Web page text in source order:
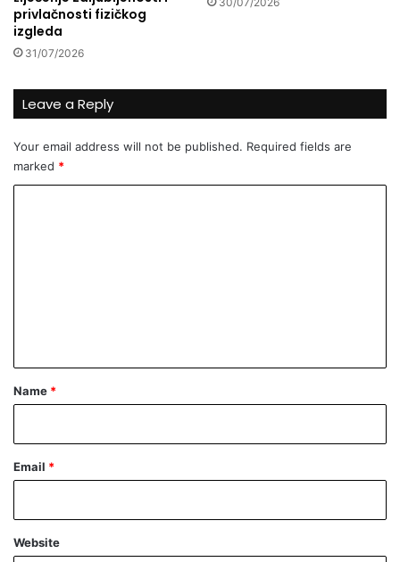
privlačnosti fizičkog
izgleda
31/07/2026
Leave a Reply
Your email address will not be published. Required fields are
marked *
*
Name *
Email *
Website